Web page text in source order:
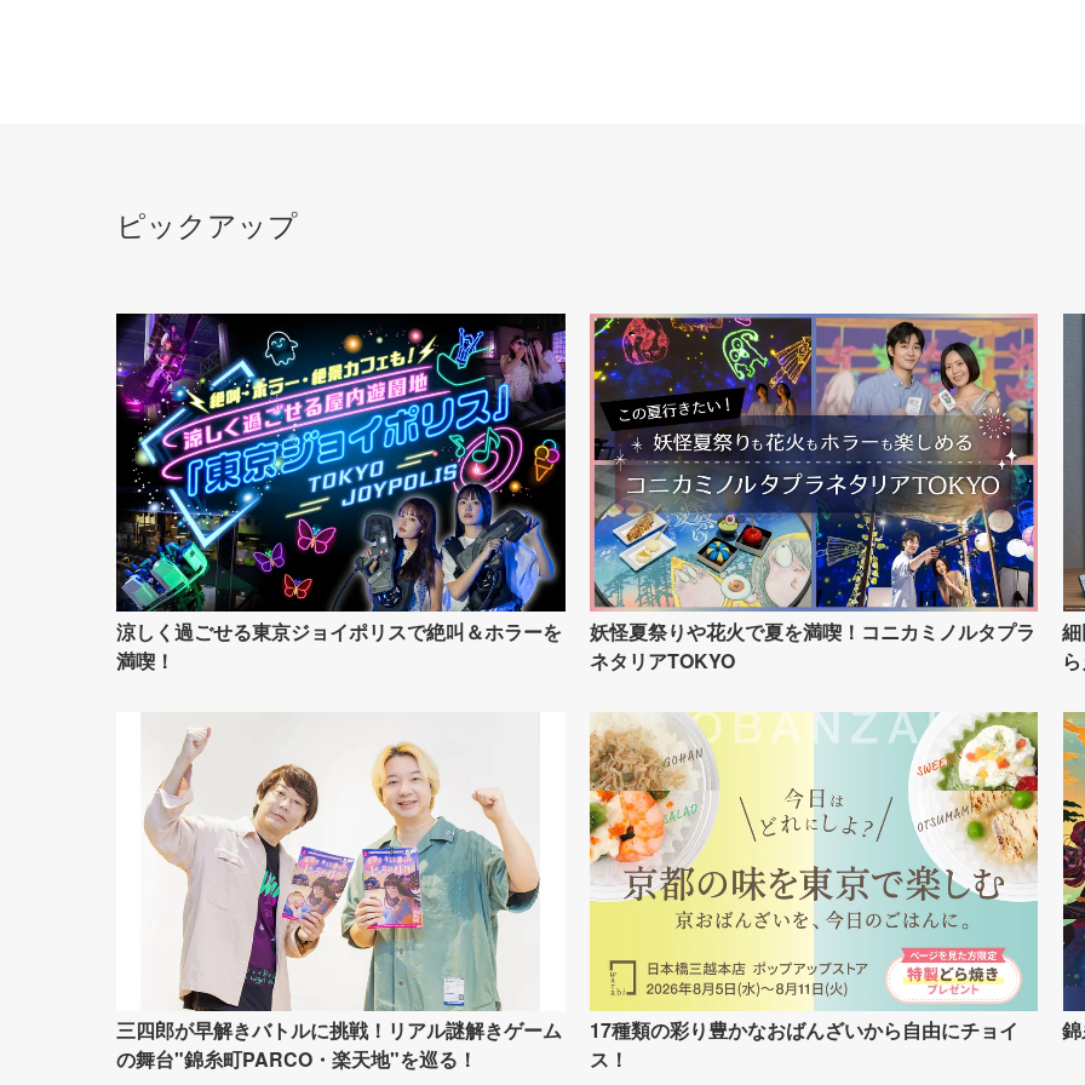
ピックアップ
涼しく過ごせる東京ジョイポリスで絶叫＆ホラーを
満喫！
妖怪夏祭りや花火で夏を満喫！コニカミノルタプラ
ネタリアTOKYO
三四郎が早解きバトルに挑戦！リアル謎解きゲーム
の舞台"錦糸町PARCO・楽天地"を巡る！
17種類の彩り豊かなおばんざいから自由にチョイ
ス！